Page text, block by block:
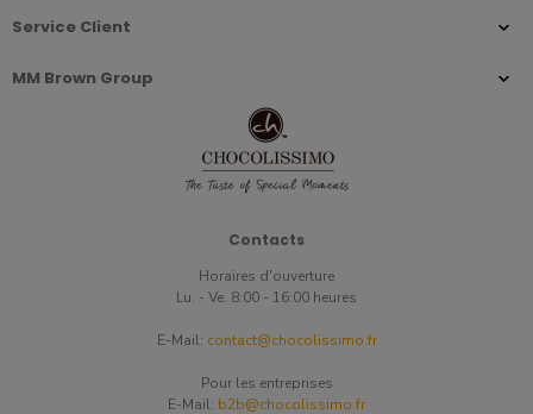
Service Client
MM Brown Group
Contacts
Horaires d'ouverture
Lu. - Ve. 8:00 - 16:00 heures
E-Mail: contact@chocolissimo.fr
Pour les entreprises
E-Mail: b2b@chocolissimo.fr